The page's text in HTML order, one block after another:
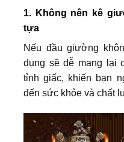
1. Không nên kê
tựa
Nếu đầu giường
dụng sẽ dễ mang lại
tỉnh giấc, khiến bạn
đến sức khỏe và chất